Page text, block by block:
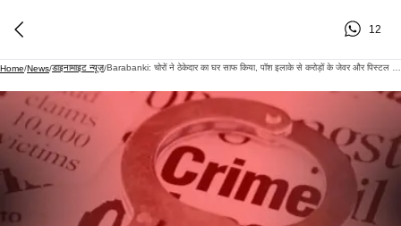
12
Home/News/डाइनामाइट न्यूज़/